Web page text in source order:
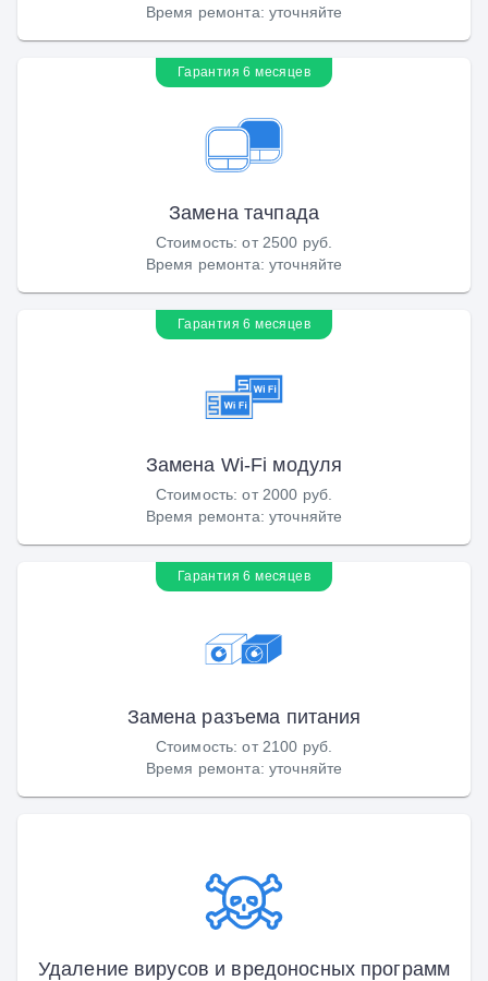
Время ремонта: уточняйте
Гарантия 6 месяцев
Замена тачпада
Стоимость:от 2500 руб.
Время ремонта: уточняйте
Гарантия 6 месяцев
Замена Wi-Fi модуля
Стоимость:от 2000 руб.
Время ремонта: уточняйте
Гарантия 6 месяцев
Замена разъема питания
Стоимость:от 2100 руб.
Время ремонта: уточняйте
Удаление вирусов и вредоносных программ